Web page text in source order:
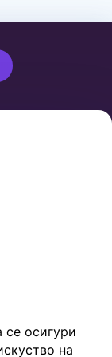
се осигури
на